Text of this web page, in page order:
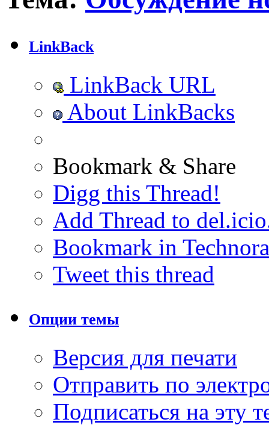
LinkBack
LinkBack URL
About LinkBacks
Bookmark & Share
Digg this Thread!
Add Thread to
Bookmark in
Tweet this thread
Опции темы
Версия для печати
Отправить по
Подписаться на эту